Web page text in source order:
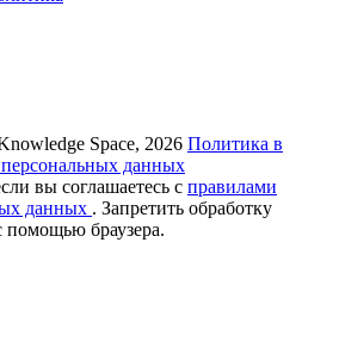
Space, 2026 Политика в
данных
вы соглашаетесь с правилами
данных . Запретить обработку
браузера.